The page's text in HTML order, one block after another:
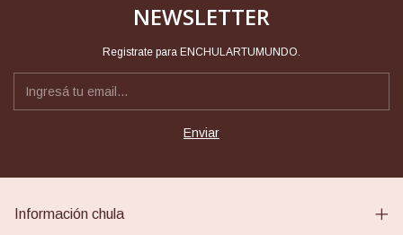
NEWSLETTER
Registrate para ENCHULARTUMUNDO.
Información chula